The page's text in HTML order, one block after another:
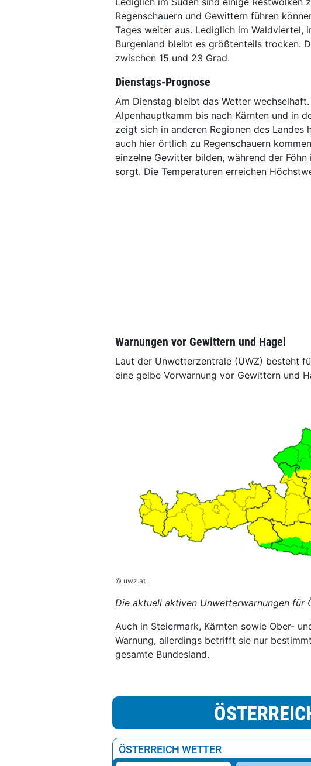
Regenschauern und Gewittern führen
Tages weiter aus. Lediglich im Waldviertel,
Burgenland bleibt es größtenteils trocken.
zwischen 15 und 23 Grad.
Dienstags-Prognose
Am Dienstag bleibt das Wetter
Alpenhauptkamm bis nach Kärnten und in
zeigt sich in anderen Regionen des Landes
auch hier örtlich zu Regenschauern
einzelne Gewitter bilden, während der
sorgt. Die Temperaturen erreichen
Warnungen vor Gewittern und Hagel
Laut der Unwetterzentrale (UWZ) besteht
eine gelbe Vorwarnung vor Gewittern und
© uwz.at
Die aktuell aktiven Unwetterwarnungen für
Auch in Steiermark, Kärnten sowie Ober-
Warnung, allerdings betrifft sie nur
gesamte Bundesland.
ÖSTERREICH WETTER